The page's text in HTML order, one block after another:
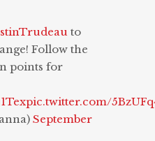
to
Follow the
points for
pic.twitter.com/
September